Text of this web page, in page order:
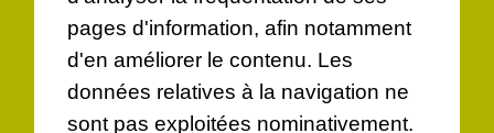
pages d'information, afin notamment
d'en améliorer le contenu. Les
données relatives à la navigation ne
sont pas exploitées nominativement.